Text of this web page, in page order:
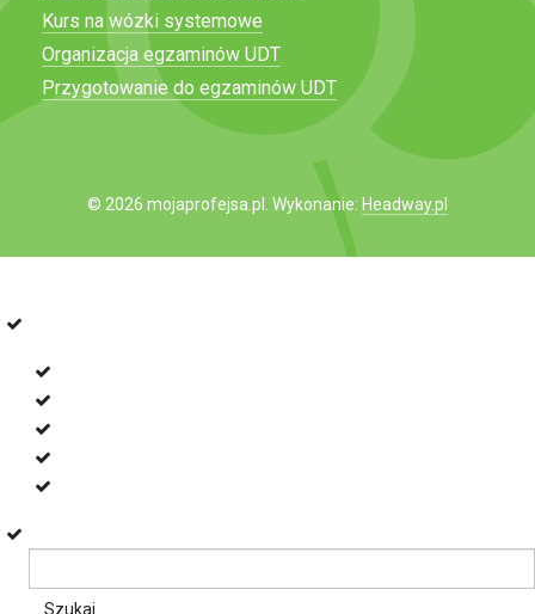
Kurs na wózki systemowe
Organizacja egzaminów UDT
Przygotowanie do egzaminów UDT
© 2026 mojaprofejsa.pl. Wykonanie: Headway.pl
WordPressie
Szukaj